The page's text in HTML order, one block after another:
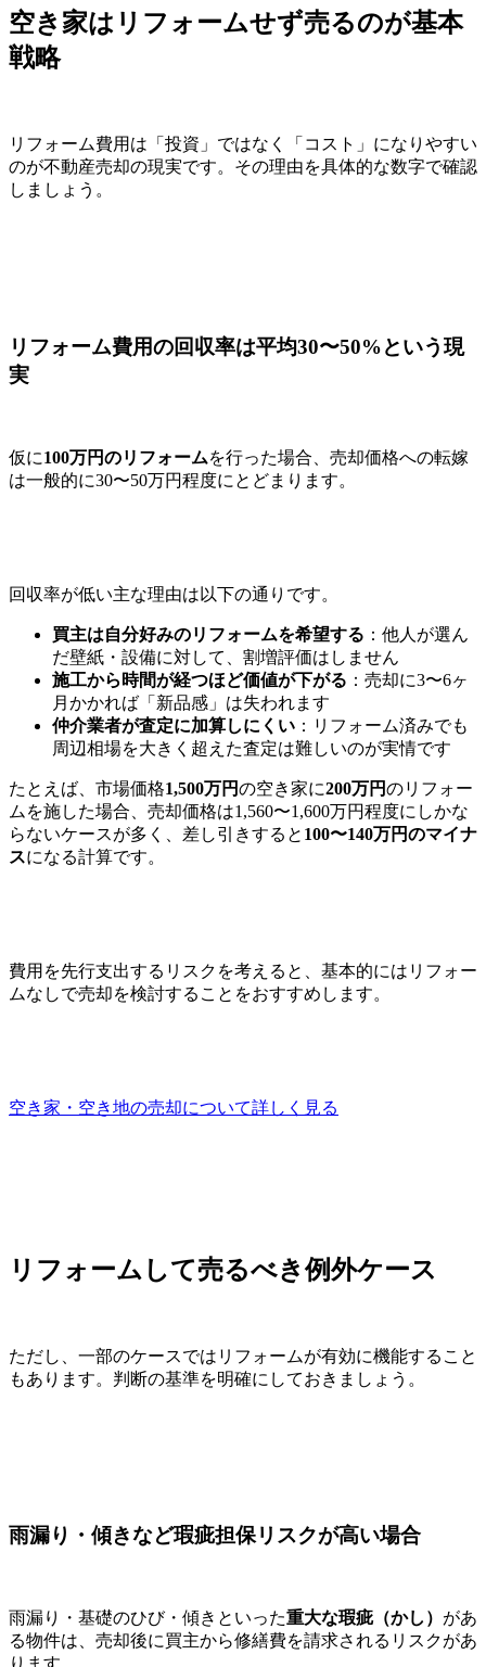
空き家はリフォームせず売るのが基本
戦略
リフォーム費用は「投資」ではなく「コスト」になりやすい
のが不動産売却の現実です。その理由を具体的な数字で確認
しましょう。
リフォーム費用の回収率は平均30〜50%という現
実
仮に100万円のリフォームを行った場合、売却価格への転嫁
は一般的に30〜50万円程度にとどまります。
回収率が低い主な理由は以下の通りです。
買主は自分好みのリフォームを希望する ：他人が選ん
だ壁紙・設備に対して、割増評価はしません
施工から時間が経つほど価値が下がる ：売却に3〜6ヶ
月かかれば「新品感」は失われます
仲介業者が査定に加算しにくい ：リフォーム済みでも
周辺相場を大きく超えた査定は難しいのが実情です
たとえば、市場価格1,500万円の空き家に200万円のリフォー
ムを施した場合、売却価格は1,560〜1,600万円程度にしかな
らないケースが多く、差し引きすると 100〜140万円のマイナ
スになる計算です。
費用を先行支出するリスクを考えると、基本的にはリフォー
ムなしで売却を検討することをおすすめします。
空き家・空き地の売却について詳しく見る
リフォームして売るべき例外ケース
ただし、一部のケースではリフォームが有効に機能すること
もあります。判断の基準を明確にしておきましょう。
雨漏り・傾きなど瑕疵担保リスクが高い場合
雨漏り・基礎のひび・傾きといった重大な瑕疵（かし） があ
る物件は、売却後に買主から修繕費を請求されるリスクがあ
ります。